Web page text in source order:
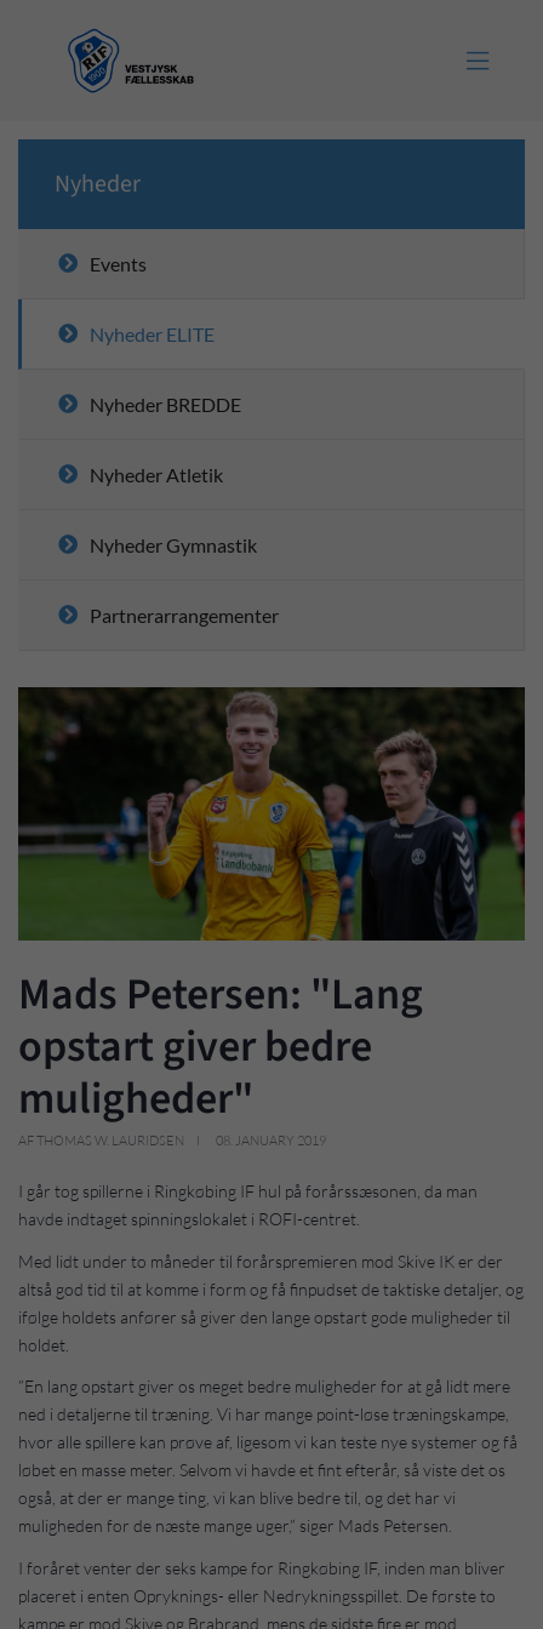

Nyheder
Events
Nyheder ELITE
Nyheder BREDDE
Nyheder Atletik
Nyheder Gymnastik
Partnerarrangementer
Mads Petersen: "Lang
opstart giver bedre
muligheder"
AF THOMAS W. LAURIDSEN 08. JANUARY 2019
I går tog spillerne i Ringkøbing IF hul på forårssæsonen, da man
havde indtaget spinningslokalet i ROFI-centret.
Med lidt under to måneder til forårspremieren mod Skive IK er der
altså god tid til at komme i form og få finpudset de taktiske detaljer, og
ifølge holdets anfører så giver den lange opstart gode muligheder til
holdet.
”En lang opstart giver os meget bedre muligheder for at gå lidt mere
ned i detaljerne til træning. Vi har mange point-løse træningskampe,
hvor alle spillere kan prøve af, ligesom vi kan teste nye systemer og få
løbet en masse meter. Selvom vi havde et fint efterår, så viste det os
også, at der er mange ting, vi kan blive bedre til, og det har vi
muligheden for de næste mange uger,” siger Mads Petersen.
I foråret venter der seks kampe for Ringkøbing IF, inden man bliver
placeret i enten Opryknings- eller Nedrykningsspillet. De første to
kampe er mod Skive og Brabrand, mens de sidste fire er mod